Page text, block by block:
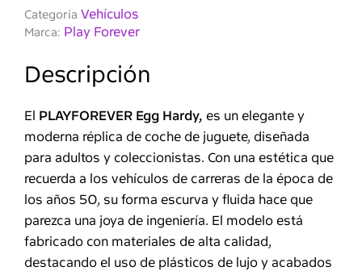
Categoría Vehículos
Marca: Play Forever
Descripción
El PLAYFOREVER Egg Hardy, es un elegante y
moderna réplica de coche de juguete, diseñada
para adultos y coleccionistas. Con una estética que
recuerda a los vehículos de carreras de la época de
los años 50, su forma escurva y fluida hace que
parezca una joya de ingeniería. El modelo está
fabricado con materiales de alta calidad,
destacando el uso de plásticos de lujo y acabados